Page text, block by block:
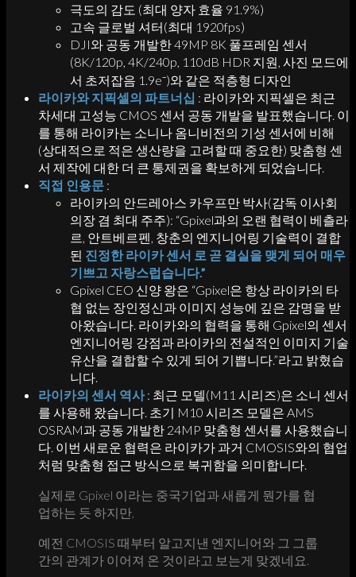
극도의 감도 (최대 양자 효율 91.9%)
고속 글로벌 셔터(최대 1920fps)
DJI와 공동 개발한 49MP 8K 풀프레임 센서
(8K/120p, 4K/240p, 110dB HDR 지원, 사진 모드에
서 초저잡음 1.9e⁻)와 같은 적층형 디자인
라이카와 지픽셀의 파트너십 : 라이카와 지픽셀은 최근
차세대 고성능 CMOS 센서 공동 개발을 발표했습니다. 이
를 통해 라이카는 소니나 옴니비전의 기성 센서에 비해
(상대적으로 적은 생산량을 고려할 때 중요한) 맞춤형 센
서 제작에 대한 더 큰 통제권을 확보하게 되었습니다.
직접 인용문 :
라이카의 안드레아스 카우프만 박사(감독 이사회
의장 겸 최대 주주): “Gpixel과의 오랜 협력이 베츨라
르, 안트베르펜, 창춘의 엔지니어링 기술력이 결합
된 진정한 라이카 센서 로 곧 결실을 맺게 되어 매우
기쁘고 자랑스럽습니다.”
Gpixel CEO 신양 왕은 “Gpixel은 항상 라이카의 타
협 없는 장인정신과 이미지 성능에 깊은 감명을 받
아왔습니다. 라이카와의 협력을 통해 Gpixel의 센서
엔지니어링 강점과 라이카의 전설적인 이미지 기술
유산을 결합할 수 있게 되어 기쁩니다.”라고 밝혔습
니다.
라이카의 센서 역사: 최근 모델(M11 시리즈)은 소니 센서
를 사용해 왔습니다. 초기 M10 시리즈 모델은 AMS
OSRAM과 공동 개발한 24MP 맞춤형 센서를 사용했습니
다. 이번 새로운 협력은 라이카가 과거 CMOSIS와의 협업
처럼 맞춤형 접근 방식으로 복귀함을 의미합니다.
실제로 Gpixel 이라는 중국기업과 새롭게 뭔가를 협
업하는 듯 하지만,
예전 CMOSIS 때부터 알고지낸 엔지니어와 그 그룹
간의 관계가 이어져 온 것이라고 보는게 맞겠네요.